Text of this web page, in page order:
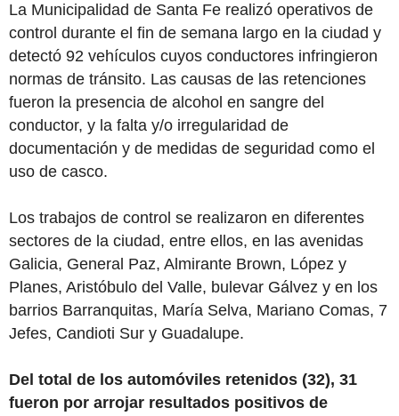
La Municipalidad de Santa Fe realizó operativos de
control durante el fin de semana largo en la ciudad y
detectó 92 vehículos cuyos conductores infringieron
normas de tránsito. Las causas de las retenciones
fueron la presencia de alcohol en sangre del
conductor, y la falta y/o irregularidad de
documentación y de medidas de seguridad como el
uso de casco.
Los trabajos de control se realizaron en diferentes
sectores de la ciudad, entre ellos, en las avenidas
Galicia, General Paz, Almirante Brown, López y
Planes, Aristóbulo del Valle, bulevar Gálvez y en los
barrios Barranquitas, María Selva, Mariano Comas, 7
Jefes, Candioti Sur y Guadalupe.
Del total de los automóviles retenidos (32), 31
fueron por arrojar resultados positivos de